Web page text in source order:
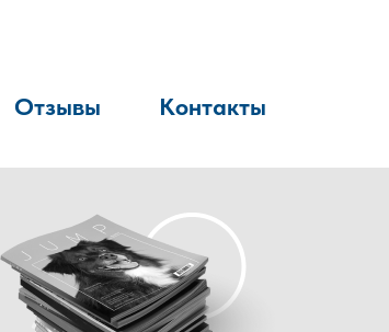
Отзывы Контакты